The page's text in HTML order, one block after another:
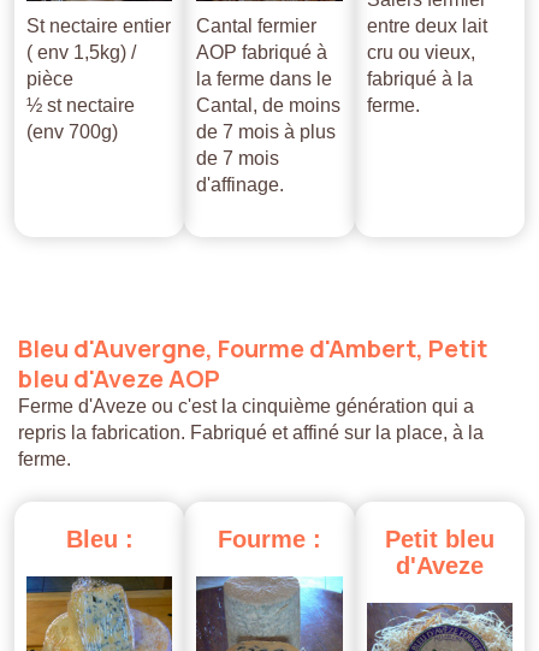
St nectaire entier
( env 1,5kg) /
pièce
½ st nectaire
(env 700g)
Cantal fermier
AOP fabriqué à
la ferme dans le
Cantal, de moins
de 7 mois à plus
de 7 mois
d'affinage.
entre deux lait
cru ou vieux,
fabriqué à la
ferme.
Bleu d'Auvergne, Fourmed'Ambert, Petit
bleu d'AvezeAOP
Ferme d'Aveze ou c'est la cinquième génération qui a
repris la fabrication. Fabriqué et affiné sur la place, à la
ferme.
Bleu : Fourme : Petit bleu
d'Aveze